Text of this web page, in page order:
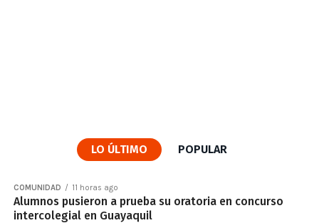
LO ÚLTIMO POPULAR
COMUNIDAD 11 horas ago
Alumnos pusieron a prueba su oratoria en concurso
intercolegial en Guayaquil